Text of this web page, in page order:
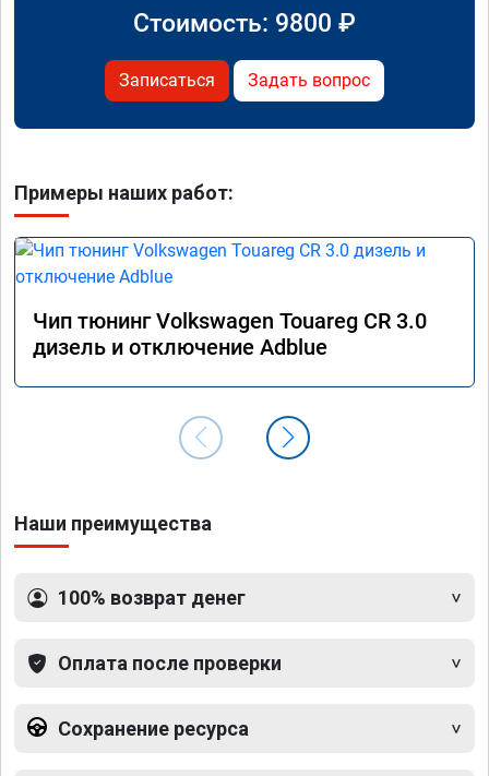
Стоимость: 9800 ₽
Записаться Задать вопрос
Примеры наших работ:
Чип тюнинг Volkswagen Touareg CR 3.0
дизель и отключение Adblue
Наши преимущества
100% возврат денег
Оплата после проверки
Сохранение ресурса